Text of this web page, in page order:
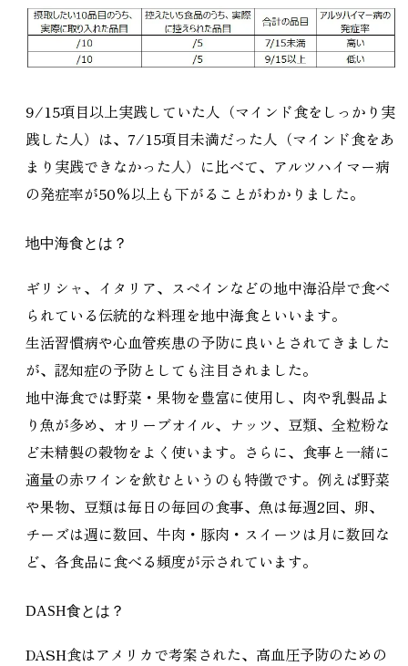
9/15項目以上実践していた人（マインド食をしっかり実
践した人）は、7/15項目未満だった人（マインド食をあ
まり実践できなかった人）に比べて、アルツハイマー病
の発症率が50%以上も下がることがわかりました。
地中海食とは？
ギリシャ、イタリア、スペインなどの地中海沿岸で食べ
られている伝統的な料理を地中海食といいます。
生活習慣病や心血管疾患の予防に良いとされてきました
が、認知症の予防としても注目されました。
地中海食では野菜・果物を豊富に使用し、肉や乳製品よ
り魚が多め、オリーブオイル、ナッツ、豆類、全粒粉な
ど未精製の穀物をよく使います。さらに、食事と一緒に
適量の赤ワインを飲むというのも特徴です。例えば野菜
や果物、豆類は毎日の毎回の食事、魚は毎週2回、卵、
チーズは週に数回、牛肉・豚肉・スイーツは月に数回な
ど、各食品に食べる頻度が示されています。
DASH食とは？
DASH食はアメリカで考案された、高血圧予防のための